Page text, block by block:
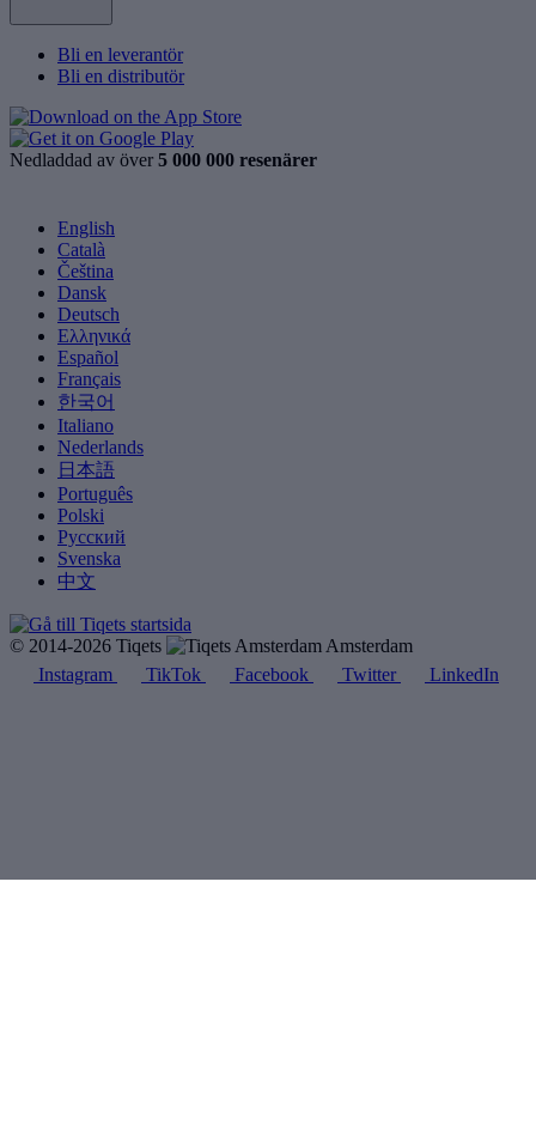
Bli en leverantör
Bli en distributör
Nedladdad av över 5 000 000 resenärer
English
Català
Čeština
Dansk
Deutsch
Ελληνικά
Español
Français
한국어
Italiano
Nederlands
日本語
Português
Polski
Русский
Svenska
中文
© 2014-2026 Tiqets
Amsterdam
Instagram
TikTok Facebook Twitter LinkedIn